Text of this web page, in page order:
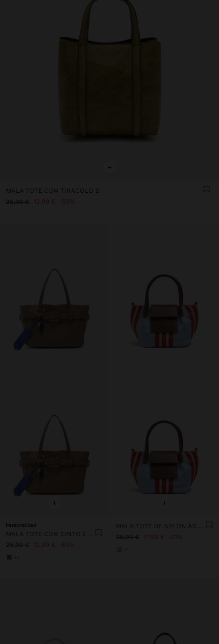
+
MALA TOTE COM TIRACOLO S
25,99 €
12,99 € 50%
+
Personalized
25,99 €
12,99 € 50%
+
25,99 €
17,99 € 31%